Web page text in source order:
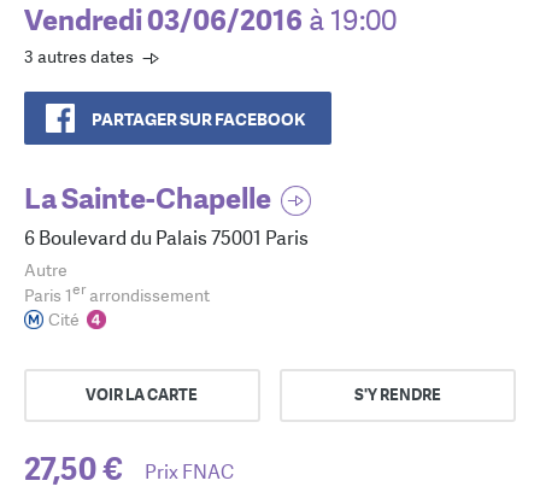
Vendredi 03/06/2016 à 19:00
3 autres dates
PARTAGER SUR FACEBOOK
La Sainte-Chapelle
6 Boulevard du Palais 75001 Paris
Autre
Paris 1erarrondissement
Cité
VOIR LA CARTE S'Y RENDRE
27,50 € Prix FNAC